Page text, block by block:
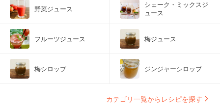
野菜ジュース
シェーク・ミックスジ
ュース
フルーツジュース 梅ジュース
梅シロップ ジンジャーシロップ
カテゴリ一覧からレシピを探す